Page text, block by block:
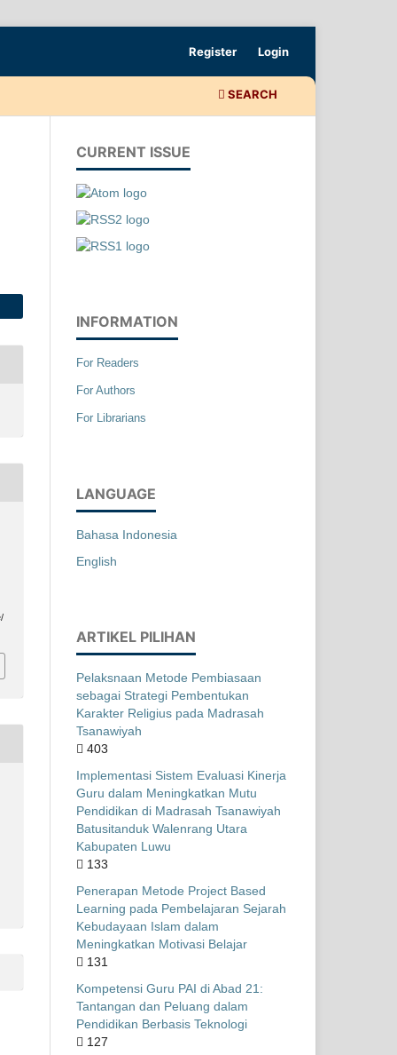
SEARCH
Register Login
CURRENT ISSUE
INFORMATION
For Readers
For Authors
For Librarians
LANGUAGE
Bahasa Indonesia
English
ARTIKEL PILIHAN
Pelaksnaan Metode Pembiasaan
sebagai Strategi Pembentukan
Karakter Religius pada Madrasah
Tsanawiyah
403
Implementasi Sistem Evaluasi Kinerja
Guru dalam Meningkatkan Mutu
Pendidikan di Madrasah Tsanawiyah
Batusitanduk Walenrang Utara
Kabupaten Luwu
133
Penerapan Metode Project Based
Learning pada Pembelajaran Sejarah
Kebudayaan Islam dalam
Meningkatkan Motivasi Belajar
131
Kompetensi Guru PAI di Abad 21:
Tantangan dan Peluang dalam
Pendidikan Berbasis Teknologi
127